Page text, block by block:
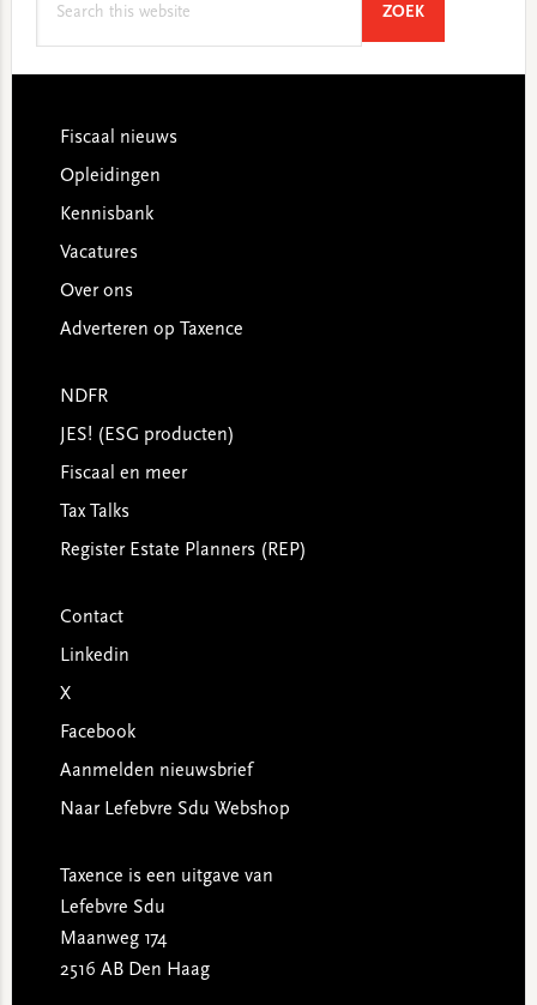
ZOEKSEARCH
Footer
Fiscaal nieuws
Opleidingen
Kennisbank
Vacatures
Over ons
Adverteren op Taxence
NDFR
JES! (ESG producten)
Fiscaal en meer
Tax Talks
Register Estate Planners (REP)
Contact
Linkedin
X
Facebook
Aanmelden nieuwsbrief
Naar Lefebvre Sdu Webshop
Taxence is een uitgave van
Lefebvre Sdu
Maanweg 174
2516 AB Den Haag